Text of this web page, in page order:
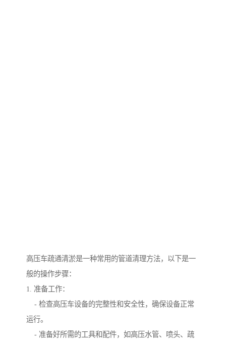
高压车疏通清淤是一种常用的管道清理方法，以下是一
般的操作步骤：
1. 准备工作：
- 检查高压车设备的完整性和安全性，确保设备正常
运行。
- 准备好所需的工具和配件，如高压水管、喷头、疏